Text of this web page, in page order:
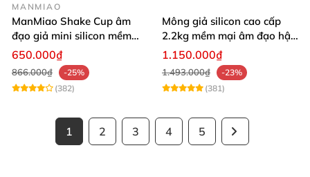
MANMIAO
ManMiao Shake Cup âm
đạo giả mini silicon mềm
mại kích thích mạnh
650.000₫
866.000₫
-25%
(382)
Mông giả silicon cao cấp
2.2kg mềm mại âm đạo hậu
môn khít
1.150.000₫
1.493.000₫
-23%
(381)
1 2 3 4 5